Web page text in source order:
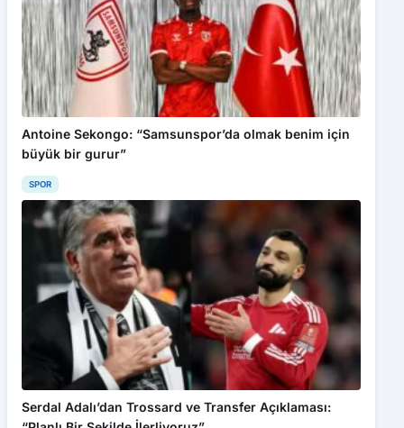
Antoine Sekongo: “Samsunspor’da olmak benim için
büyük bir gurur”
SPOR
Serdal Adalı’dan Trossard ve Transfer Açıklaması: